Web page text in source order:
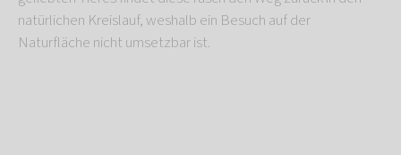
natürlichen Kreislauf, weshalb ein Besuch auf der
Naturfläche nicht umsetzbar ist.